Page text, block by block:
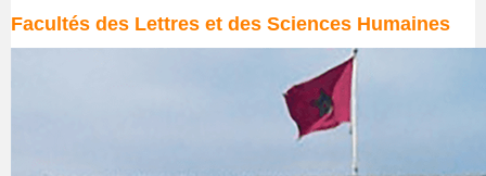
Facultés des Lettres et des Sciences Humaines